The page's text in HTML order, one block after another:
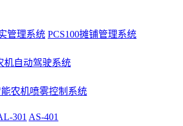
管理系统 PCS100摊铺管理系统
机自动驾驶系统
能农机喷雾控制系统
301 AS-401